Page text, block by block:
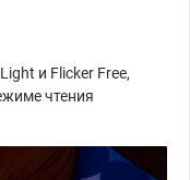
и Flicker Free,
чтения